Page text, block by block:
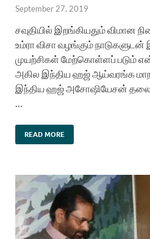
September 27, 2019
சவுதியில் இறங்கியதும் விமான
உம்ரா விசா வழங்கும்
முயற்சிகள் மேற்கொள்ளப் படும்
அகில இந்திய ஹஜ் ஆய்வரங்க
இந்திய ஹஜ் அசோஷியேசன்
…
READ MORE